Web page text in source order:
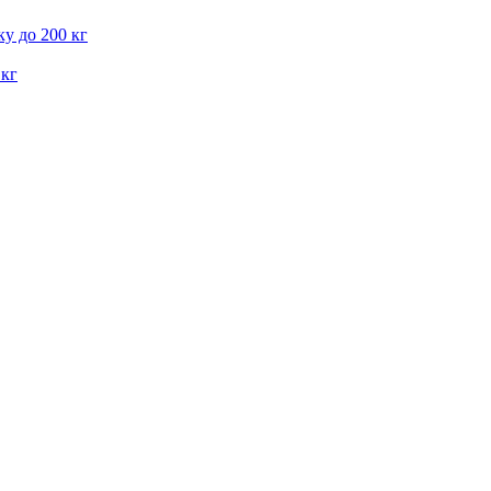
до 200 кг